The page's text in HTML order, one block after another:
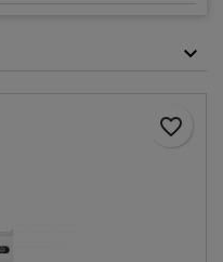
favorite_border